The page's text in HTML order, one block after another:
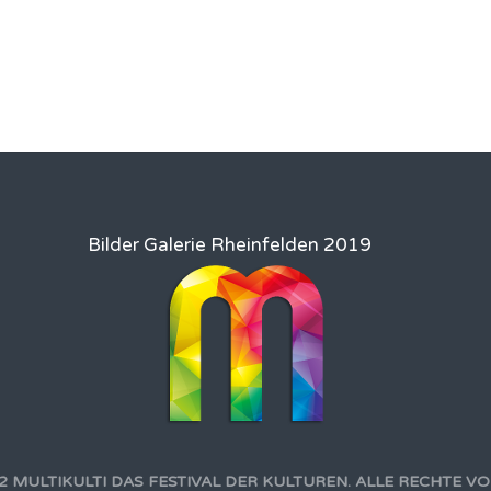
Bilder Galerie Rheinfelden 2019
DAS FESTIVAL DER KULTUREN. ALLE RECHTE